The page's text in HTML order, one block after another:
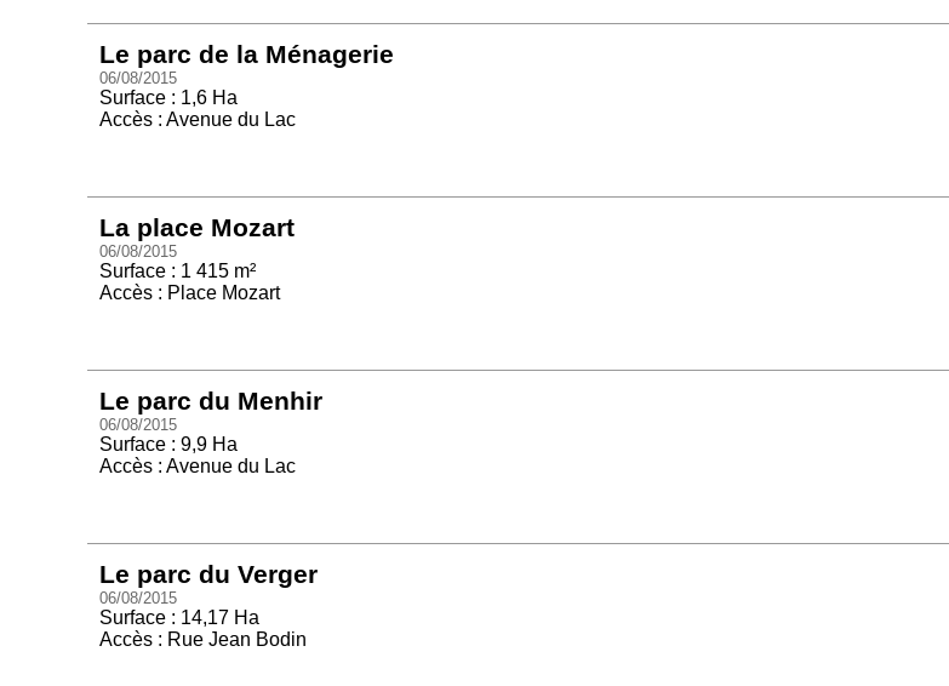
Le parc de la Ménagerie
06/08/2015
Surface : 1,6 Ha
Accès : Avenue du Lac
La place Mozart
06/08/2015
Surface : 1 415 m²
Accès : Place Mozart
Le parc du Menhir
06/08/2015
Surface : 9,9 Ha
Accès : Avenue du Lac
Le parc du Verger
06/08/2015
Surface : 14,17 Ha
Accès : Rue Jean Bodin